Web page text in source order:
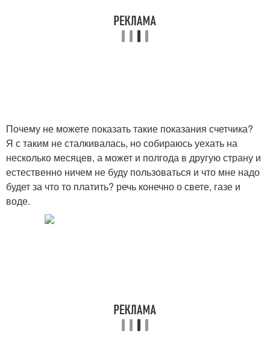
Почему не можете показать такие показания счетчика?
Я с таким не сталкивалась, но собираюсь уехать на
несколько месяцев, а может и полгода в другую страну и
естественно ничем не буду пользоваться и что мне надо
будет за что то платить? речь конечно о свете, газе и
воде.